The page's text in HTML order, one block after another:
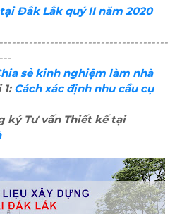
Đắk Lắk quý II năm 2020
sẻ kinh nghiệm làm nhà
Cách xác định nhu cầu cụ
ký Tư vấn Thiết kế tại